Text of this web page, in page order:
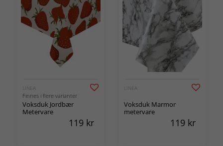
LINEA
Finnes i flere varianter
Voksduk Jordbær
Metervare
119 kr
LINEA
Voksduk Marmor
metervare
119 kr